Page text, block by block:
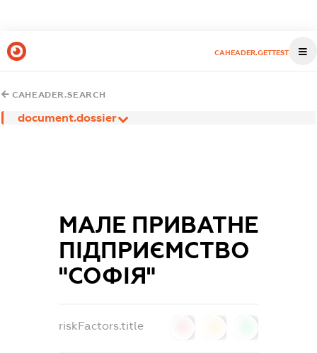
CAHEADER.GETTEST
CAHEADER.SEARCH
document.dossier
МАЛЕ ПРИВАТНЕ
ПІДПРИЄМСТВО
"СОФІЯ"
riskFactors.title